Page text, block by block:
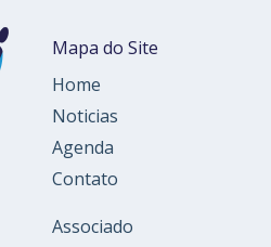
Mapa do Site
Home
Noticias
Agenda
Contato
Associado